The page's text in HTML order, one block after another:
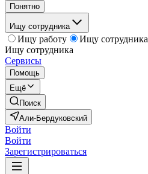
Понятно
Ищу сотрудника
Ищу работу
Ищу сотрудника
Ищу сотрудника
Сервисы
Помощь
Ещё
Поиск
Али-Бердуковский
Войти
Войти
Зарегистрироваться